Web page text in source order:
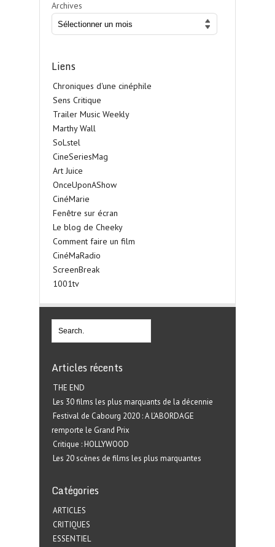
Archives
Liens
Chroniques d'une cinéphile
Sens Critique
Trailer Music Weekly
Marthy Wall
SoLstel
CineSeriesMag
Art Juice
OnceUponAShow
CinéMarie
Fenêtre sur écran
Le blog de Cheeky
Comment faire un film
CinéMaRadio
ScreenBreak
1001tv
Articles récents
THE END
Les 30 films les plus marquants de la décennie
Festival de Cabourg 2020 : A L’ABORDAGE
remporte le Grand Prix
Critique : HOLLYWOOD
Les 20 scènes de films les plus marquantes
Catégories
ARTICLES
CRITIQUES
ESSENTIEL